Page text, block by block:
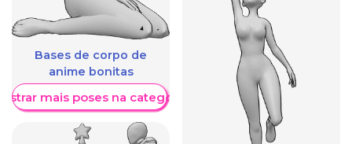
Bases de corpo de
anime bonitas
mais poses na categoria